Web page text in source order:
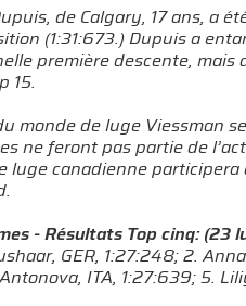
de Calgary, 17 ans, a
(1:31:673.) Dupuis a
première descente,
15.
monde de luge Viessman
ne feront pas partie de
luge canadienne
- Résultats Top cinq: (23
GER, 1:27:248; 2.
ITA, 1:27:639; 5.